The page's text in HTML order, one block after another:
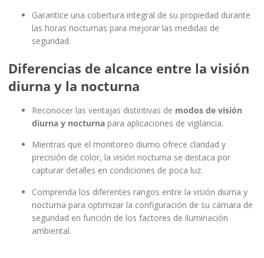
Garantice una cobertura integral de su propiedad durante
las horas nocturnas para mejorar las medidas de
seguridad.
Diferencias de alcance entre la visión
diurna y la nocturna
Reconocer las ventajas distintivas de modos de visión
diurna y nocturna para aplicaciones de vigilancia.
Mientras que el monitoreo diurno ofrece claridad y
precisión de color, la visión nocturna se destaca por
capturar detalles en condiciones de poca luz.
Comprenda los diferentes rangos entre la visión diurna y
nocturna para optimizar la configuración de su cámara de
seguridad en función de los factores de iluminación
ambiental.